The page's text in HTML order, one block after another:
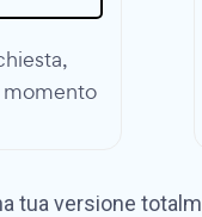
momento
tua versione